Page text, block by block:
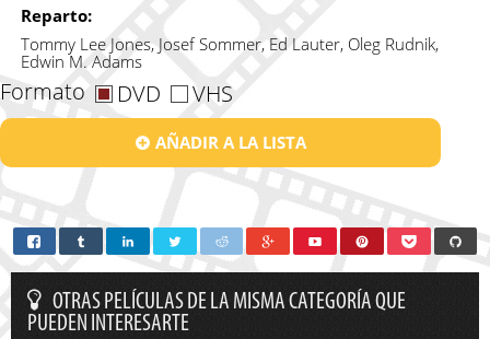
Reparto:
Tommy Lee Jones, Josef Sommer, Ed Lauter, Oleg Rudnik,
Edwin M. Adams
Formato DVD VHS
AÑADIR A LA LISTA
OTRAS PELÍCULAS DE LA MISMA CATEGORÍA QUE
PUEDEN INTERESARTE